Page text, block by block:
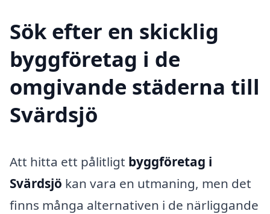
Sök efter en skicklig
byggföretag i de
omgivande städerna till
Svärdsjö
Att hitta ett pålitligt byggföretag i
Svärdsjö kan vara en utmaning, men det
finns många alternativen i de närliggande